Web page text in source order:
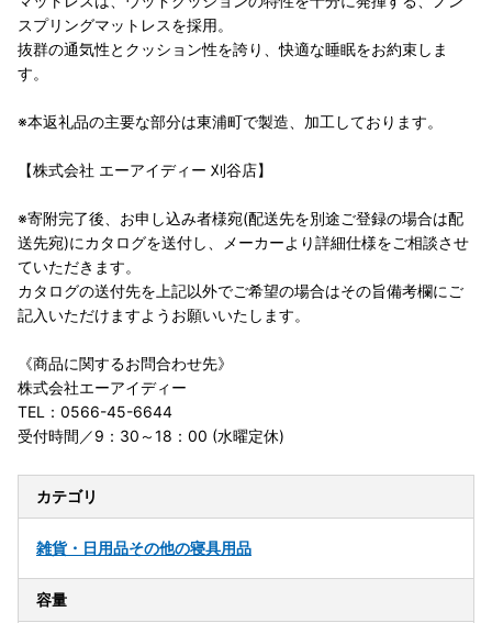
スプリングマットレスを採用。
抜群の通気性とクッション性を誇り、快適な睡眠をお約束しま
す。
※本返礼品の主要な部分は東浦町で製造、加工しております。
【株式会社 エーアイディー 刈谷店】
※寄附完了後、お申し込み者様宛(配送先を別途ご登録の場合は配
送先宛)にカタログを送付し、メーカーより詳細仕様をご相談させ
ていただきます。
カタログの送付先を上記以外でご希望の場合はその旨備考欄にご
記入いただけますようお願いいたします。
《商品に関するお問合わせ先》
株式会社エーアイディー
TEL：0566-45-6644
受付時間／9：30～18：00 (水曜定休)
カテゴリ
雑貨・日用品その他の寝具用品
容量